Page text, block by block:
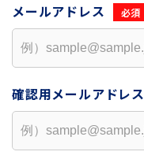
メールアドレス
確認用メールアドレス